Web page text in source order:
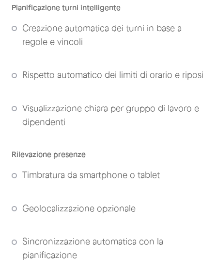
Pianificazione turni intelligente
Creazione automatica dei turni in base a
regole e vincoli
Rispetto automatico dei limiti di orario e riposi
Visualizzazione chiara per gruppo di lavoro e
dipendenti
Rilevazione presenze
Timbratura da smartphone o tablet
Geolocalizzazione opzionale
Sincronizzazione automatica con la
pianificazione